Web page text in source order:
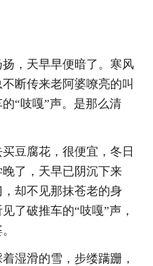
，天早早便暗了。寒风
断传来老阿婆嘹亮的叫
“吱嘎”声。是那么清
豆腐花，很便宜，冬日
了，天早已阴沉下来
却不见那抹苍老的身
了破推车的“吱嘎”声，
湿滑的雪，步缕蹒跚，